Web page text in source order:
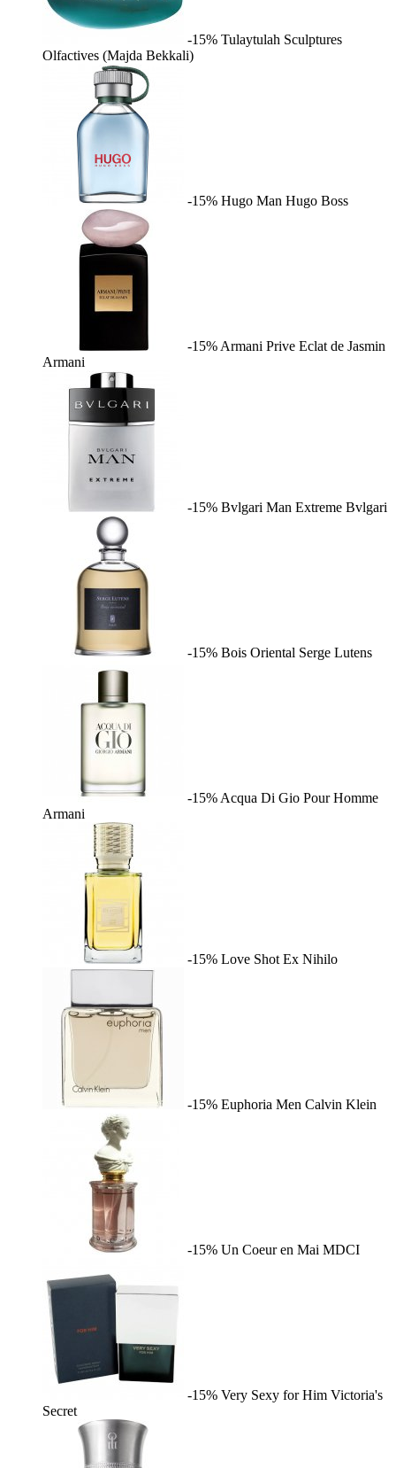
-15% Tulaytulah Sculptures
Olfactives (Majda Bekkali)
-15% Hugo Man Hugo Boss
-15% Armani Prive Eclat de Jasmin
Armani
-15% Bvlgari Man Extreme Bvlgari
-15% Bois Oriental Serge Lutens
-15% Acqua Di Gio Pour Homme
Armani
-15% Love Shot Ex Nihilo
-15% Euphoria Men Calvin Klein
-15% Un Coeur en Mai MDCI
-15% Very Sexy for Him Victoria's
Secret